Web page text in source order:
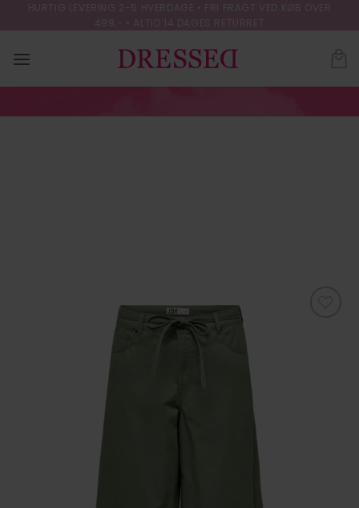
to
content
HURTIG LEVERING 2-5 HVERDAGE • FRI FRAGT VED KØB OVER
499,- • ALTID 14 DAGES RETURRET